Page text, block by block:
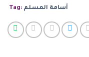
Tag: أسامة المسلم